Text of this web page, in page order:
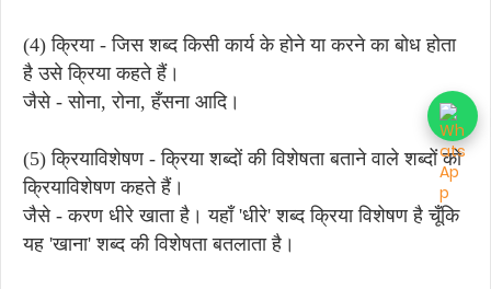
(4) क्रिया - जिस शब्द किसी कार्य के होने या करने का बोध होता
है उसे क्रिया कहते हैं।
जैसे - सोना, रोना, हँसना आदि।
(5) क्रियाविशेषण - क्रिया शब्दों की विशेषता बताने वाले शब्दों को
क्रियाविशेषण कहते हैं।
जैसे - करण धीरे खाता है। यहाँ 'धीरे' शब्द क्रिया विशेषण है चूँकि
यह 'खाना' शब्द की विशेषता बतलाता है।